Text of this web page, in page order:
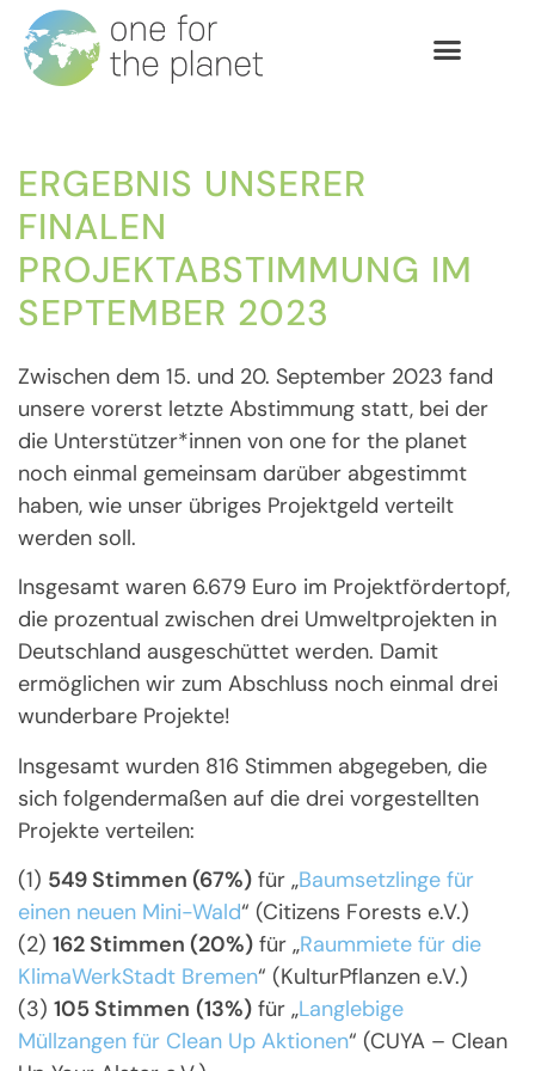
ERGEBNIS UNSERER
FINALEN
PROJEKTABSTIMMUNG IM
SEPTEMBER 2023
Zwischen dem 15. und 20. September 2023 fand
unsere vorerst letzte Abstimmung statt, bei der
die Unterstützer*innen von one for the planet
noch einmal gemeinsam darüber abgestimmt
haben, wie unser übriges Projektgeld verteilt
werden soll.
Insgesamt waren 6.679 Euro im Projektfördertopf,
die prozentual zwischen drei Umweltprojekten in
Deutschland ausgeschüttet werden. Damit
ermöglichen wir zum Abschluss noch einmal drei
wunderbare Projekte!
Insgesamt wurden 816 Stimmen abgegeben, die
sich folgendermaßen auf die drei vorgestellten
Projekte verteilen:
(1) 549 Stimmen (67%) für „Baumsetzlinge für
einen neuen Mini-Wald“ (Citizens Forests e.V.)
(2) 162 Stimmen (20%) für „Raummiete für die
KlimaWerkStadt Bremen“ (KulturPflanzen e.V.)
(3) 105 Stimmen (13%) für „Langlebige
Müllzangen für Clean Up Aktionen“ (CUYA – Clean